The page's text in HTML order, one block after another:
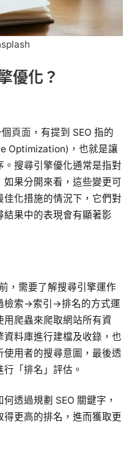
優化？
頁面 ，有提到 SEO 指的
Optimization)，也就是讓
搜尋引擎優化通常是指對
果分開來看，這些變更可
化措施的情況下，它們對
果中的表現會有顯著影
，需要了解搜尋引擎運作
檢索→索引→排名的方式運
爬蟲來爬取網站所有資
料庫進行建檔及收錄，也
用者的搜尋意圖，最後透
「排名」評估。
透過規劃 SEO 關鍵字，
更高的排名，進而獲取更